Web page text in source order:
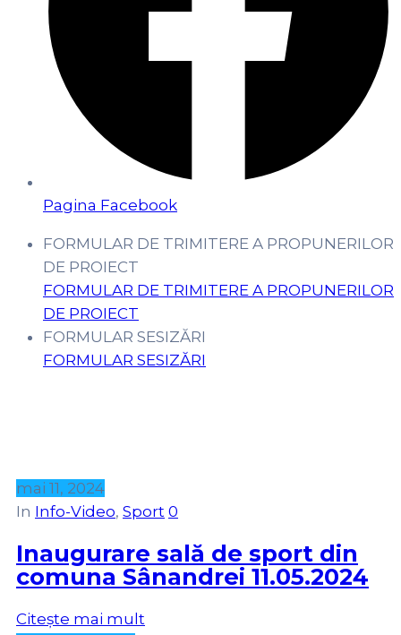
Pagina Facebook
FORMULAR DE TRIMITERE A PROPUNERILOR
DE PROIECT
FORMULAR DE TRIMITERE A PROPUNERILOR
DE PROIECT
FORMULAR SESIZĂRI
FORMULAR SESIZĂRI
mai 11, 2024
In Info-Video‚ Sport 0
Inaugurare sală de sport din
comuna Sânandrei 11.05.2024
Citește mai mult